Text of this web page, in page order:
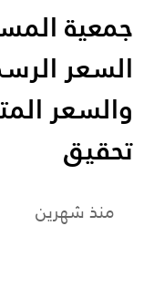
جمعية
السعر
والسعر
تحقيق
منذ شهرين